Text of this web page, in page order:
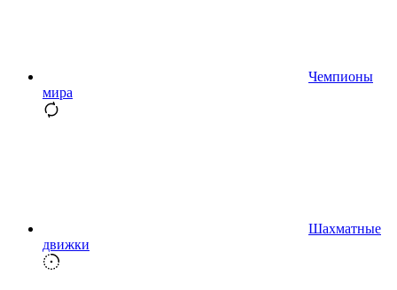
Чемпионы
мира
Шахматные
движки